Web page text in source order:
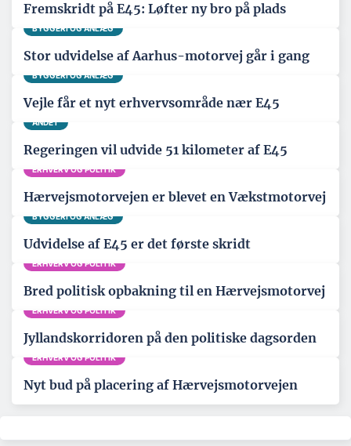
Fremskridt på E45: Løfter ny bro på plads
BYGGERI OG ANLÆG
Stor udvidelse af Aarhus-motorvej går i gang
BYGGERI OG ANLÆG
Vejle får et nyt erhvervsområde nær E45
ANDET
Regeringen vil udvide 51 kilometer af E45
ERHVERV OG POLITIK
Hærvejsmotorvejen er blevet en Vækstmotorvej
BYGGERI OG ANLÆG
Udvidelse af E45 er det første skridt
ERHVERV OG POLITIK
Bred politisk opbakning til en Hærvejsmotorvej
ERHVERV OG POLITIK
Jyllandskorridoren på den politiske dagsorden
ERHVERV OG POLITIK
Nyt bud på placering af Hærvejsmotorvejen